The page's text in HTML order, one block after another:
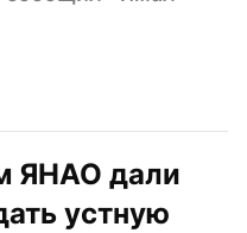
ЯНАО дали
устную